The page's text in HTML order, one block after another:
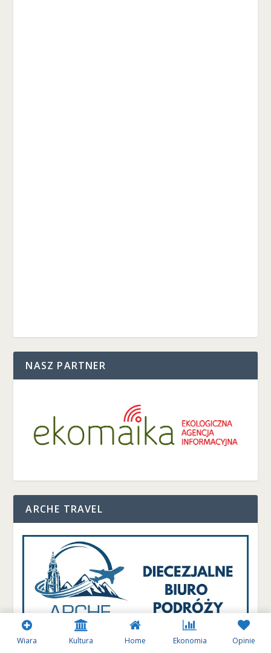
NASZ PARTNER
ARCHE TRAVEL
Wiara Kultura Home Ekonomia Opinie